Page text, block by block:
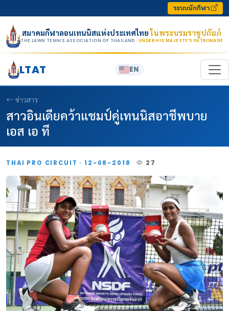
ระบบนักกีฬา
สมาคมกีฬาลอนเทนนิสแห่งประเทศไทยในพระบรมราชูปถัมภ์
THE LAWN TENNIS ASSOCIATION OF THAILAND · UNDER HIS MAJESTY’S PATRONAGE
LTAT EN
ข่าวสาร
สาวอินเดียคว้าแชมป์คู่เทนนิสอาชีพบาย
เอส เอ ที
THAI PRO CIRCUIT · 12-08-2018 27